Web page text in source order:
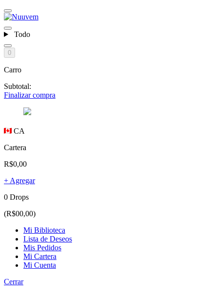
Todo
0
Carro
Subtotal:
Finalizar compra
CA
Cartera
R$0,00
+ Agregar
0 Drops
(R$00,00)
Mi Biblioteca
Lista de Deseos
Mis Pedidos
Mi Cartera
Mi Cuenta
Cerrar